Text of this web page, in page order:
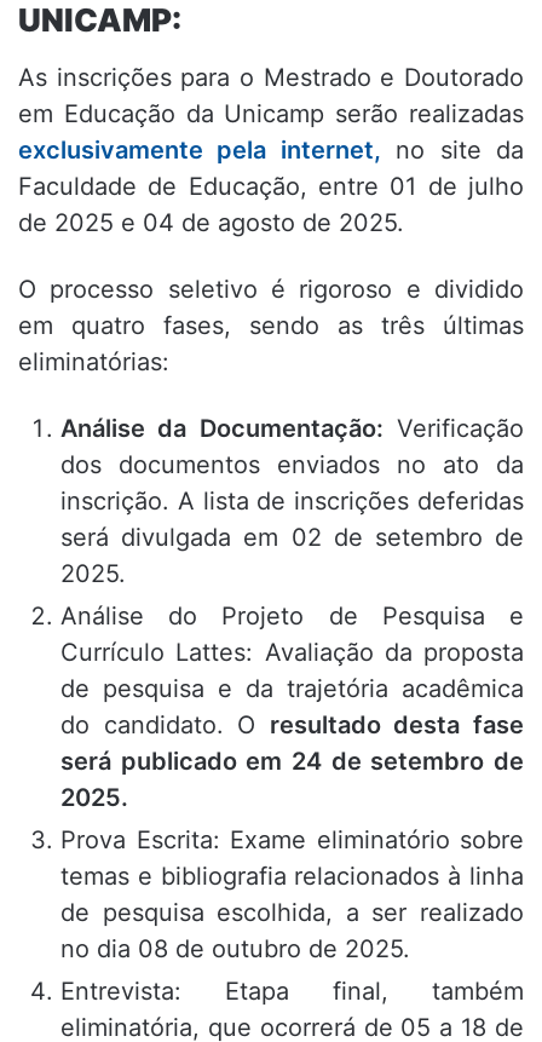
UNICAMP:
As inscrições para o Mestrado e Doutorado
em Educação da Unicamp serão realizadas
exclusivamente pela internet, no site da
Faculdade de Educação, entre 01 de julho
de 2025 e 04 de agosto de 2025.
O processo seletivo é rigoroso e dividido
em quatro fases, sendo as três últimas
eliminatórias:
Análise da Documentação: Verificação
dos documentos enviados no ato da
inscrição. A lista de inscrições deferidas
será divulgada em 02 de setembro de
2025.
Análise do Projeto de Pesquisa e
Currículo Lattes: Avaliação da proposta
de pesquisa e da trajetória acadêmica
do candidato. O resultado desta fase
será publicado em 24 de setembro de
2025.
Prova Escrita: Exame eliminatório sobre
temas e bibliografia relacionados à linha
de pesquisa escolhida, a ser realizado
no dia 08 de outubro de 2025.
Entrevista: Etapa final, também
eliminatória, que ocorrerá de 05 a 18 de